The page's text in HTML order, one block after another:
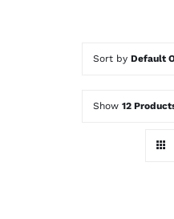
Sort by Default
Show 12